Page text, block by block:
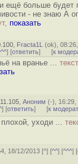
ещё больше будет
- не знаю А
показать
Fracta1L (ok),
] [ответить] [к
на вранье ...
11.105 ,Аноним (-), 16:29,
] [ответить] [к
уходи ...
18/12/2013 [^] [^^] [^^^] [